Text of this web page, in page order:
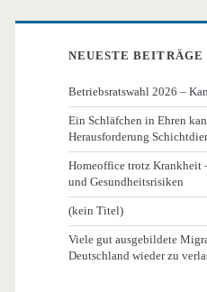
NEUESTE BEITRÄGE
Betriebsratswahl 2026 –
Ein Schläfchen in Ehren
Herausforderung
Homeoffice trotz
und Gesundheitsrisiken
(kein Titel)
Viele gut ausgebildete
Deutschland wieder zu